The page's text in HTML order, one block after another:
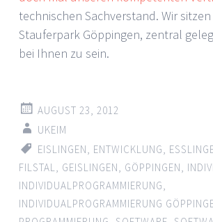
technischen Sachverstand. Wir
Stauferpark Göppingen, zentral
bei Ihnen zu sein.
AUGUST 23, 2012
UKEIM
EISLINGEN, ENTWICKLUNG,
FILSTAL, GEISLINGEN, GÖPPINGEN,
INDIVIDUALPROGRAMMIERUNG,
INDIVIDUALPROGRAMMIERUNG